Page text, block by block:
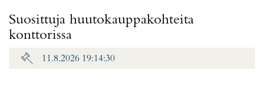
Suosittuja huutokauppakohteita
konttorissa
11.8.2026 19:14:30